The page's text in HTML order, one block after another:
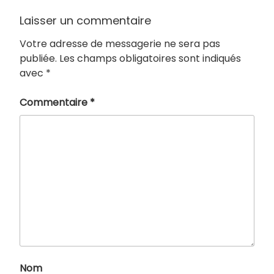
Laisser un commentaire
Votre adresse de messagerie ne sera pas
publiée. Les champs obligatoires sont indiqués
avec *
Commentaire *
Nom